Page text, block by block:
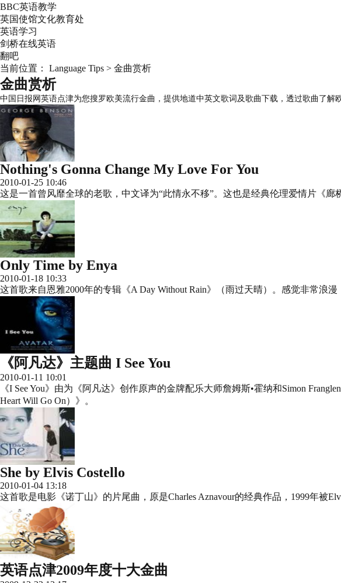
BBC英语教学
英国使馆文化教育处
英语学习
剑桥在线英语
翻吧
当前位置： Language Tips > 金曲赏析
金曲赏析
中国日报网英语点津为您搜罗欧美流行金曲，提供地道中英文歌词及歌曲下载，透过歌曲了解
Nothing's Gonna Change My Love For You
2010-01-25 10:46
这是一首曾风靡全球的老歌，中文译为“此情永不移”。这也是经典伦理爱情片《廊
Only Time by Enya
2010-01-18 10:33
这首歌来自恩雅2000年的专辑《A Day Without Rain》（雨过天晴）。感觉非常浪
《阿凡达》主题曲 I See You
2010-01-11 10:01
《I See You》由为《阿凡达》创作原声的金牌配乐大师詹姆斯•霍纳和Simon
Heart Will Go On）》。
She by Elvis Costello
2010-01-04 13:18
这首歌是电影《诺丁山》的片尾曲，原是Charles Aznavour的经典作品，1999年被
英语点津2009年度十大金曲